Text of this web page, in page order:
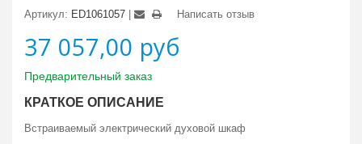
Артикул: ED1061057 Написать отзыв
37 057,00 руб
Предварительный заказ
КРАТКОЕ ОПИСАНИЕ
Встраиваемый электрический духовой шкаф